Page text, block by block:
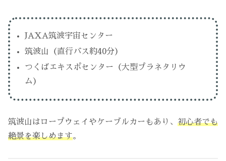
JAXA筑波宇宙センター
筑波山（直行バス約40分）
つくばエキスポセンター（大型プラネタリウ
ム）
筑波山はロープウェイやケーブルカーもあり、 初心者でも
絶景を楽しめます。